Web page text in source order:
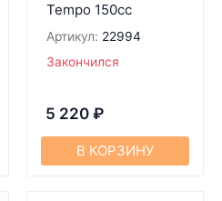
Tempo 150cc
Артикул: 22994
Закончился
5 220 ₽
В КОРЗИНУ